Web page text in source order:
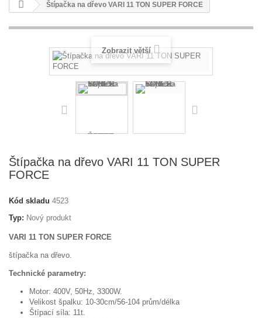
Štípačka na dřevo VARI 11 TON SUPER FORCE
Zobrazit větší
Štípačka na dřevo VARI 11 TON SUPER
FORCE
Kód skladu 4523
Typ: Nový produkt
VARI 11 TON SUPER FORCE
štípačka na dřevo.
Technické parametry:
Motor: 400V, 50Hz, 3300W.
Velikost špalku: 10-30cm/56-104 prům/délka
Štípací síla: 11t.